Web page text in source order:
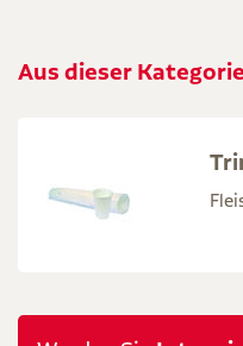
Aus dieser Kategorie